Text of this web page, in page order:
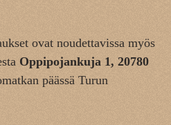
ovat noudettavissa myös
Oppipojankuja 1, 20780
päässä Turun